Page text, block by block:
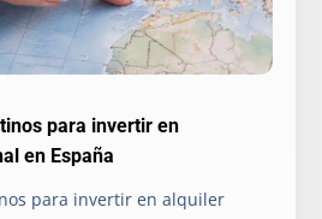
para invertir en
en España
para invertir en alquiler